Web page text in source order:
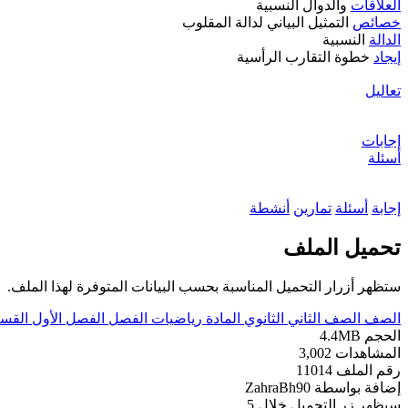
العلاقات والدوال النسبية
خصائص التمثيل البياني لدالة المقلوب
الدالة النسبية
إيجاد خطوة التقارب الرأسية
تعاليل
إجابات
أسئلة
إجابة أسئلة تمارين أنشطة
تحميل الملف
ستظهر أزرار التحميل المناسبة بحسب البيانات المتوفرة لهذا الملف.
الصف الصف الثاني الثانوي المادة رياضيات الفصل الفصل الأول
الحجم 4.4MB
المشاهدات 3,002
رقم الملف 11014
إضافة بواسطة ZahraBh90